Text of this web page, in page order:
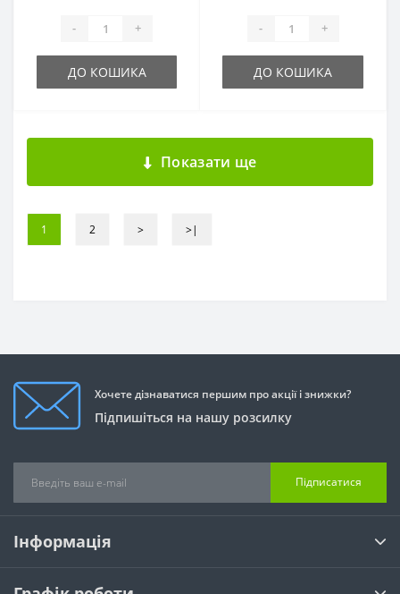
- +
ДО КОШИКА
- +
ДО КОШИКА
Показати ще
1 2 > >|
Хочете дізнаватися першим про акції і знижки?
Підпишіться на нашу розсилку
Підписатися
Інформація